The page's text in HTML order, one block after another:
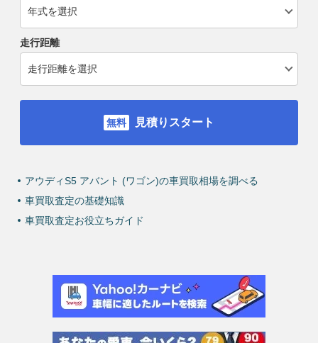
走行距離
見積りスタート
アウディS5 アバント (ワゴン)の車買取相場を調べる
車買取査定の基礎知識
車買取査定お役立ちガイド